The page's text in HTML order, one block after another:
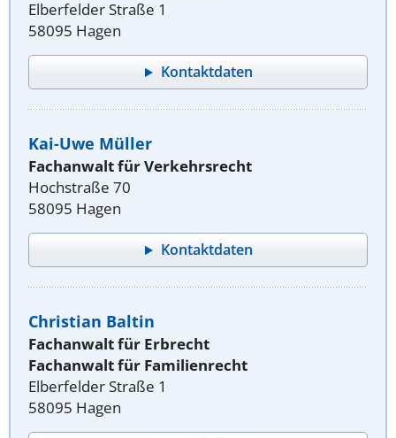
Elberfelder Straße 1
58095 Hagen
Kontaktdaten
Kai-Uwe Müller
Fachanwalt für Verkehrsrecht
Hochstraße 70
58095 Hagen
Kontaktdaten
Christian Baltin
Fachanwalt für Erbrecht
Fachanwalt für Familienrecht
Elberfelder Straße 1
58095 Hagen